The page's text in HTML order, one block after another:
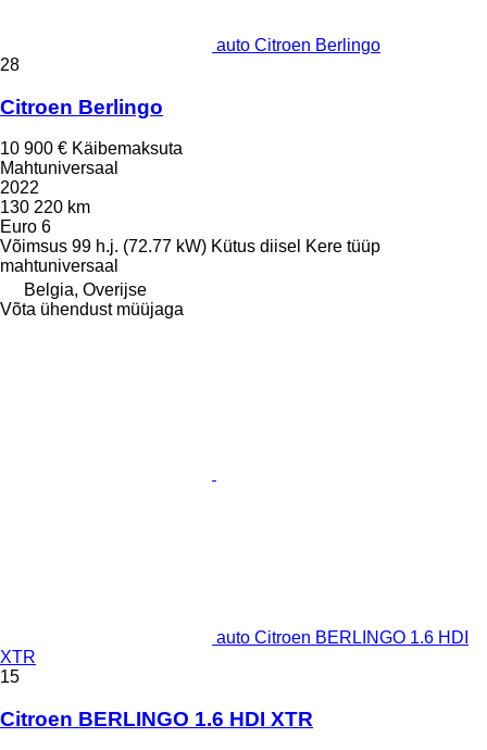
auto Citroen Berlingo
28
Citroen Berlingo
10 900 € Käibemaksuta
Mahtuniversaal
2022
130 220 km
Euro 6
Võimsus 99 h.j. (72.77 kW) Kütus diisel Kere tüüp
mahtuniversaal
Belgia, Overijse
Võta ühendust müüjaga
auto Citroen BERLINGO 1.6 HDI
XTR
15
Citroen BERLINGO 1.6 HDI XTR